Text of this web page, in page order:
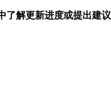
了解更新进度或提出建议